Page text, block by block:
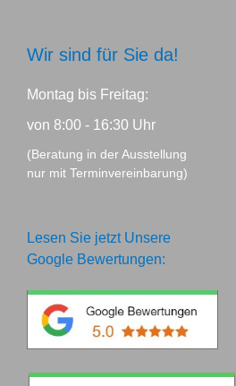
Wir sind für Sie da!
Montag bis Freitag:
von 8:00 - 16:30 Uhr
(Beratung in der Ausstellung
nur mit Terminvereinbarung)
Lesen Sie jetzt Unsere
Google Bewertungen: